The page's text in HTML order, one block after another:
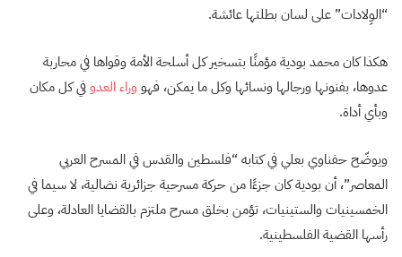
“الوِلادات” على لسان بطلتها عائشة.
هكذا كان محمد بودية مؤمنًا بتسخير كل أسلحة الأمة وقواها في محاربة
عدوها، بفنونها ورجالها ونسائها وكل ما يمكن، فهو وراء العدوفي كل مكان
وبأي أداة.
ويوضّح حفناوي بعلي في كتابه “فلسطين والقدس في المسرح العربي
المعاصر”، أن بودية كان جزءًا من حركة مسرحية جزائرية نضالية، لا سيما في
الخمسينيات والستينيات، تؤمن بخلق مسرح ملتزم بالقضايا العادلة، وعلى
رأسها القضية الفلسطينية.